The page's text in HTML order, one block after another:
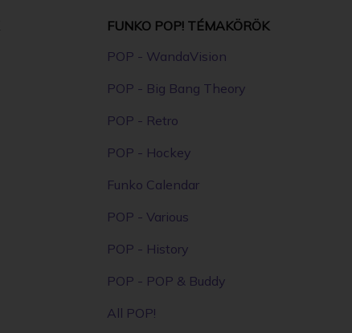
FUNKO POP! TÉMAKÖRÖK
POP - WandaVision
POP - Big Bang Theory
POP - Retro
POP - Hockey
Funko Calendar
POP - Various
POP - History
POP - POP & Buddy
All POP!